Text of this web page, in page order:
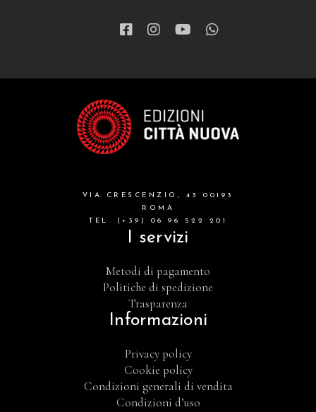
VIA CRESCENZIO, 43 00193
ROMA
TEL. (+39) 06 96 522 201
I servizi
Metodi di pagamento
Politiche di spedizione
Trasparenza
Informazioni
Privacy policy
Cookie policy
Condizioni generali di vendita
Condizioni d’uso